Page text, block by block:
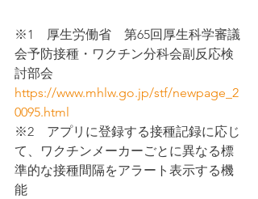
※1　厚生労働省　第65回厚生科学審議
会予防接種・ワクチン分科会副反応検
討部会
https://www.mhlw.go.jp/stf/newpage_2
0095.html
※2　アプリに登録する接種記録に応じ
て、ワクチンメーカーごとに異なる標
準的な接種間隔をアラート表示する機
能